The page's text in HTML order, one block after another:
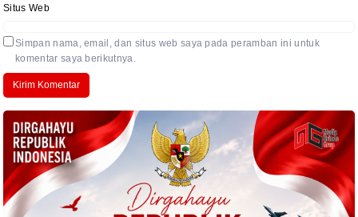
Situs Web
Simpan nama, email, dan situs web saya pada peramban ini untuk
komentar saya berikutnya.